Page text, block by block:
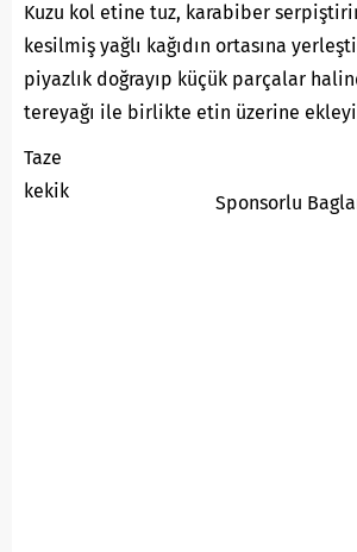
Kuzu kol etine tuz, karabiber
kesilmiş yağlı kağıdın ortasına
piyazlık doğrayıp küçük parçalar
tereyağı ile birlikte etin üzerine
Sponsorlu
Taze
kekik